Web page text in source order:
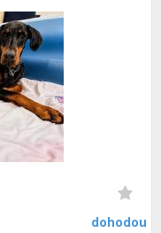
dohodou